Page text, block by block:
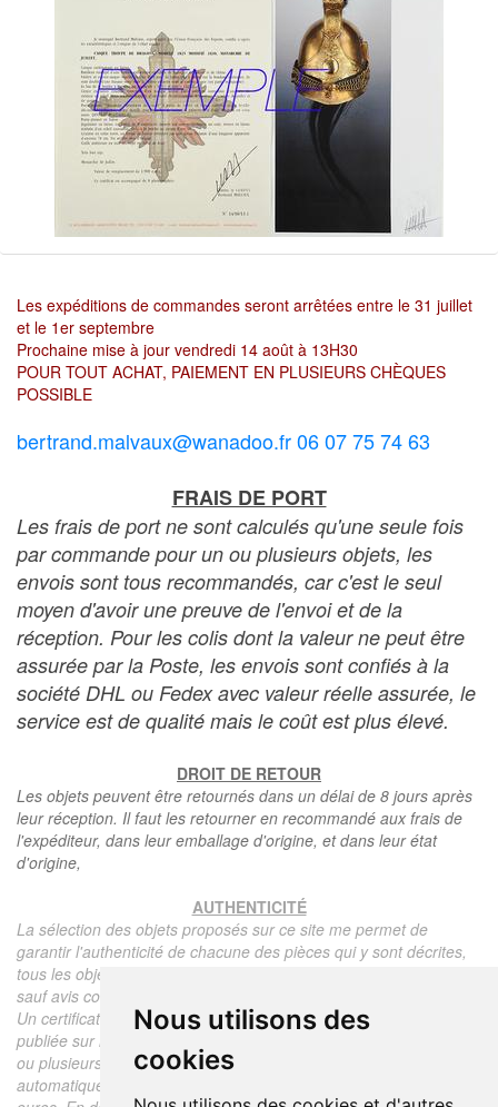
Nous utilisons des
cookies
Les expéditions de commandes seront arrêtées entre le 31 juillet
et le 1er septembre
Prochaine mise à jour vendredi 14 août à 13H30
POUR TOUT ACHAT, PAIEMENT EN PLUSIEURS CHÈQUES
POSSIBLE
bertrand.malvaux@wanadoo.fr 06 07 75 74 63
FRAIS DE PORT
Les frais de port ne sont calculés qu'une seule fois
par commande pour un ou plusieurs objets, les
envois sont tous recommandés, car c'est le seul
moyen d'avoir une preuve de l'envoi et de la
réception. Pour les colis dont la valeur ne peut être
assurée par la Poste, les envois sont confiés à la
société DHL ou Fedex avec valeur réelle assurée, le
service est de qualité mais le coût est plus élevé.
DROIT DE RETOUR
Les objets peuvent être retournés dans un délai de 8 jours après
leur réception. Il faut les retourner en recommandé aux frais de
l'expéditeur, dans leur emballage d'origine, et dans leur état
d'origine,
AUTHENTICITÉ
La sélection des objets proposés sur ce site me permet de
garantir l'authenticité de chacune des pièces qui y sont décrites,
tous les objets proposés sont garantis d'époque et authentiques,
sauf avis contraire ou restriction dans la description.
Un certificat d'authenticité de l'objet reprenant la description
publiée sur le site, l'époque, le prix de vente, accompagné d'une
ou plusieurs photographies en couleurs est communiqué
automatiquement pour tout objet dont le prix est supérieur à 130